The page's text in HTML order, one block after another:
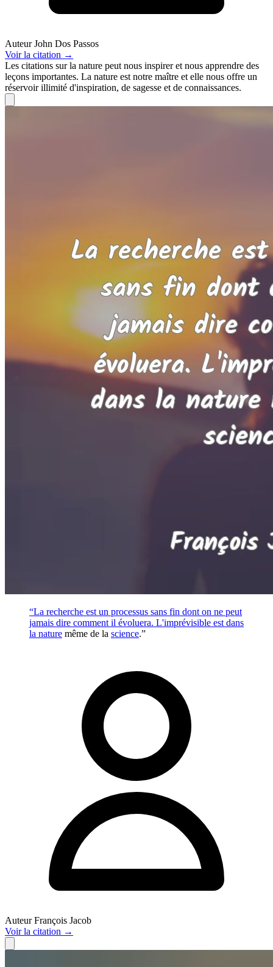
Auteur John Dos Passos
Voirla citation →
Les citations sur la nature peut nous inspirer et nous apprendre des
leçons importantes. La nature est notre maître et elle nous offre un
réservoir illimité d'inspiration, de sagesse et de connaissances.
“La recherche est un processus sans fin dont on ne peut
jamais dire comment il évoluera. L'imprévisible est dans
la nature même de la science.”
Auteur François Jacob
Voirla citation →